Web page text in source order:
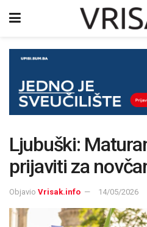
Ljubuški:
prijaviti za
Objavio Vrisak.info 14/05/2026